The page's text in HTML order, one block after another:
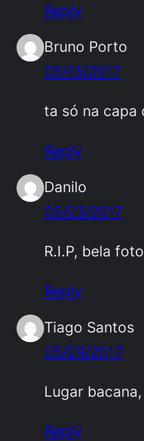
Reply
Bruno Porto
05/15/2017
ta só na capa
Reply
Danilo
05/23/2017
R.I.P, bela
Reply
Tiago Santos
05/29/2017
Lugar
Reply